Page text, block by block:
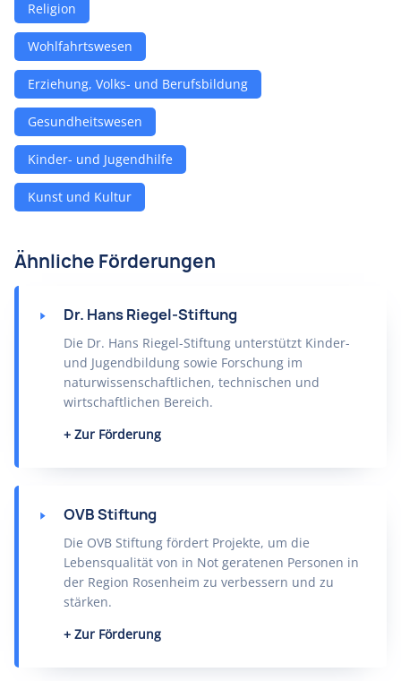
Religion
Wohlfahrtswesen
Erziehung, Volks- und Berufsbildung
Gesundheitswesen
Kinder- und Jugendhilfe
Kunst und Kultur
Ähnliche Förderungen
Dr. Hans Riegel-Stiftung
Die Dr. Hans Riegel-Stiftung unterstützt Kinder-
und Jugendbildung sowie Forschung im
naturwissenschaftlichen, technischen und
wirtschaftlichen Bereich.
Zur Förderung
OVB Stiftung
Die OVB Stiftung fördert Projekte, um die
Lebensqualität von in Not geratenen Personen in
der Region Rosenheim zu verbessern und zu
stärken.
Zur Förderung